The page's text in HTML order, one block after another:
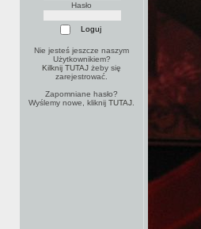
Hasło
Nie jesteś jeszcze naszym
Użytkownikiem?
Kilknij TUTAJ żeby się
zarejestrować.
Zapomniane hasło?
Wyślemy nowe, kliknijTUTAJ